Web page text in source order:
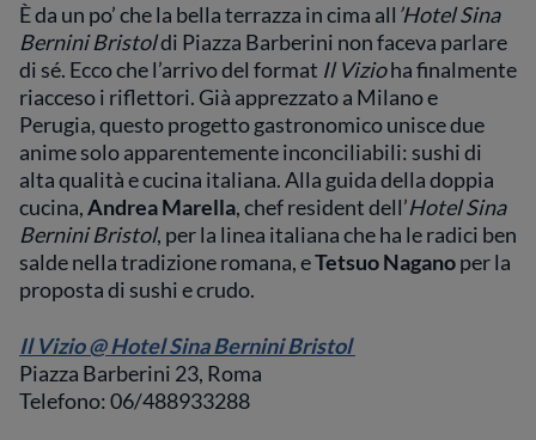
È da un po’ che la bella terrazza in cima all ’Hotel Sina
Bernini Bristoldi Piazza Barberini non faceva parlare
di sé. Ecco che l’arrivo del format Il Vizioha finalmente
riacceso i riflettori. Già apprezzato a Milano e
Perugia, questo progetto gastronomico unisce due
anime solo apparentemente inconciliabili: sushi di
alta qualità e cucina italiana. Alla guida della doppia
cucina,Andrea Marella, chef resident dell’Hotel Sina
Bernini Bristol, per la linea italiana che ha le radici ben
salde nella tradizione romana, eTetsuo Naganoper la
proposta di sushi e crudo.
Il Vizio @ Hotel Sina Bernini Bristol
Piazza Barberini 23, Roma
Telefono: 06/488933288